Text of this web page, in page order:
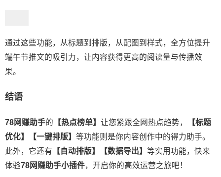
通过这些功能，从标题到排版，从配图到样式，全方位提升
端午节推文的吸引力，让内容获得更高的阅读量与传播效
果。
结语
78网赚助手的 【热点榜单】 让您紧跟全网热点趋势，
【标题
优化】【一键排版】 等功能则是你内容创作中的得力助手。
此外，它还有 【自动排版】【数据导出】 等实用功能，快来
体验78网赚助手小插件，开启你的高效运营之旅吧！